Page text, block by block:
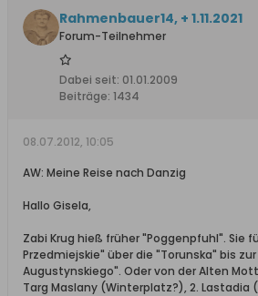
Rahmenbauer14, + 1.11.2021
Forum-Teilnehmer
Dabei seit: 01.01.2009
Beiträge: 1434
08.07.2012, 10:05
AW: Meine Reise nach Danzig
Hallo Gisela,
Zabi Krug hieß früher "Poggenpfuhl". Sie
Przedmiejskie" über die "Torunska" bis zur
Augustynskiego". Oder von der Alten
Targ Maslany (Winterplatz?), 2. Lastadia